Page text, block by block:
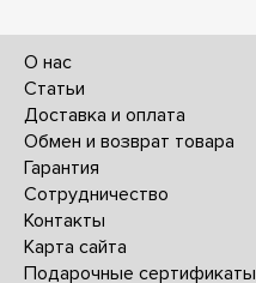
О нас
Статьи
Доставка и оплата
Обмен и возврат товара
Гарантия
Сотрудничество
Контакты
Карта сайта
Подарочные сертификаты